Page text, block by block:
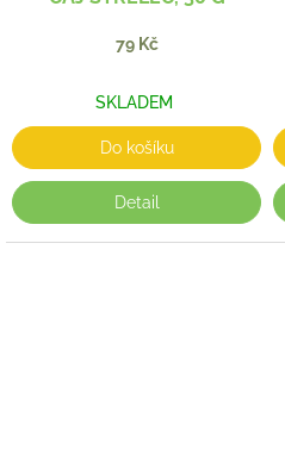
79 Kč
SKLADEM
Do košíku
Detail